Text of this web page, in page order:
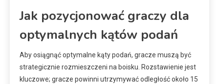
Jak pozycjonować graczy dla
optymalnych kątów podań
Aby osiągnąć optymalne kąty podań, gracze muszą być
strategicznie rozmieszczeni na boisku. Rozstawienie jest
kluczowe; gracze powinni utrzymywać odległość około 15